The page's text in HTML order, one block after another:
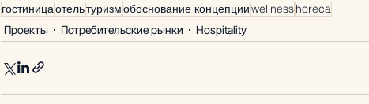
гостиницаотельтуризмобоснование концепцииwellnesshoreca
Проекты Потребительские рынки Hospitality